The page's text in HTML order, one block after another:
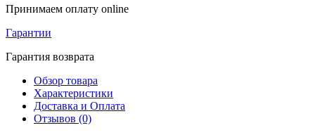
Принимаем оплату online
Гарантии
Гарантия возврата
Обзор товара
Характеристики
Доставка и Оплата
Отзывов (0)